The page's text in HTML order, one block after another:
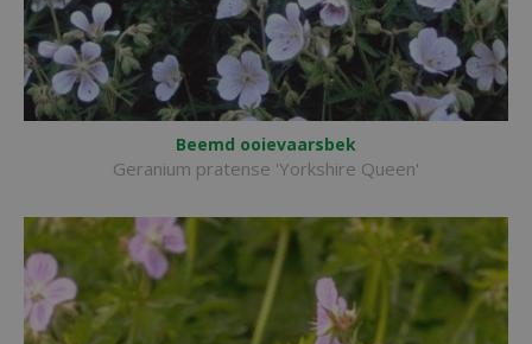
Beemd ooievaarsbek
Geranium pratense 'Yorkshire Queen'